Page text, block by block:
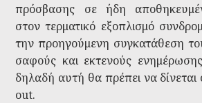
πρόσβασης σε ήδη
στον τερματικό εξοπλισμό
την προηγούμενη συγκατάθεση
σαφούς και εκτενούς
δηλαδή αυτή θα πρέπει να
out.